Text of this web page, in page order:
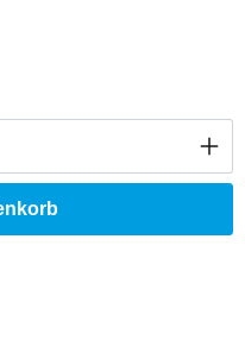
gewünschten